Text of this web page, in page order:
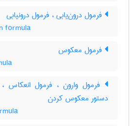
فرمول درون‌یابی ، فرمول درونیابی
formula
فرمول معکوس
فرمول وارون ، فرمول
دستور معکوس کردن